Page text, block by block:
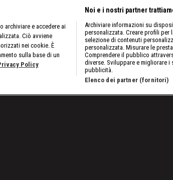
archiviare e accedere ai
Ciò avviene
nei cookie. È
sulla base di un
Policy
Noi e i nostri partner
Archiviare informazioni su
personalizzata. Creare profili per
selezione di contenuti
personalizzata. Misurare le
Comprendere il pubblico
diverse. Sviluppare e migliorare
pubblicità.
Elenco dei partner (fornitori)